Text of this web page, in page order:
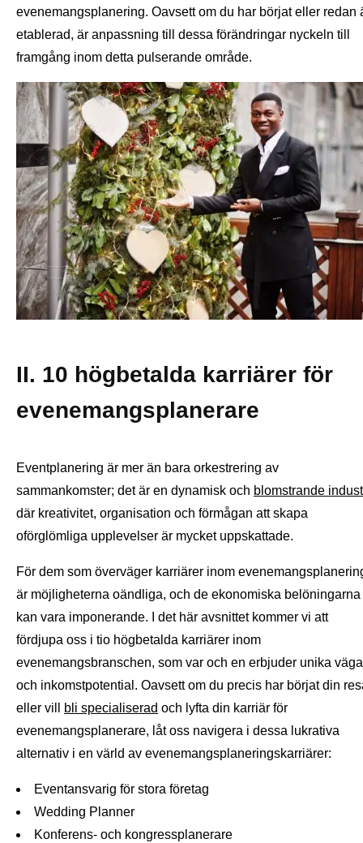
evenemangsplanering. Oavsett om du har börjat eller redan
etablerad, är anpassning till dessa förändringar nyckeln till
framgång inom detta pulserande område.
II. 10 högbetalda karriärer för
evenemangsplanerare
Eventplanering är mer än bara orkestrering av
sammankomster; det är en dynamisk och blomstrande
där kreativitet, organisation och förmågan att skapa
oförglömliga upplevelser är mycket uppskattade.
För dem som överväger karriärer inom
är möjligheterna oändliga, och de ekonomiska belöningarna
kan vara imponerande. I det här avsnittet kommer vi att
fördjupa oss i tio högbetalda karriärer inom
evenemangsbranschen, som var och en erbjuder unika
och inkomstpotential. Oavsett om du precis har börjat din
eller vill
bli specialiserad och lyfta din karriär för
evenemangsplanerare, låt oss navigera i dessa lukrativa
alternativ i en värld av evenemangsplaneringskarriärer:
Eventansvarig för stora företag
Wedding Planner
Konferens- och kongressplanerare